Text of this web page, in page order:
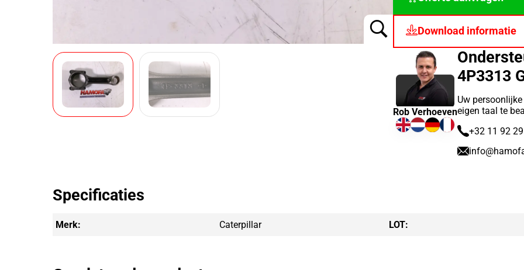
Download informatie
4P3313
Uw
eigen taal te
+32 11 92
Rob Verhoeven
Specificaties
Merk: Caterpillar LOT: